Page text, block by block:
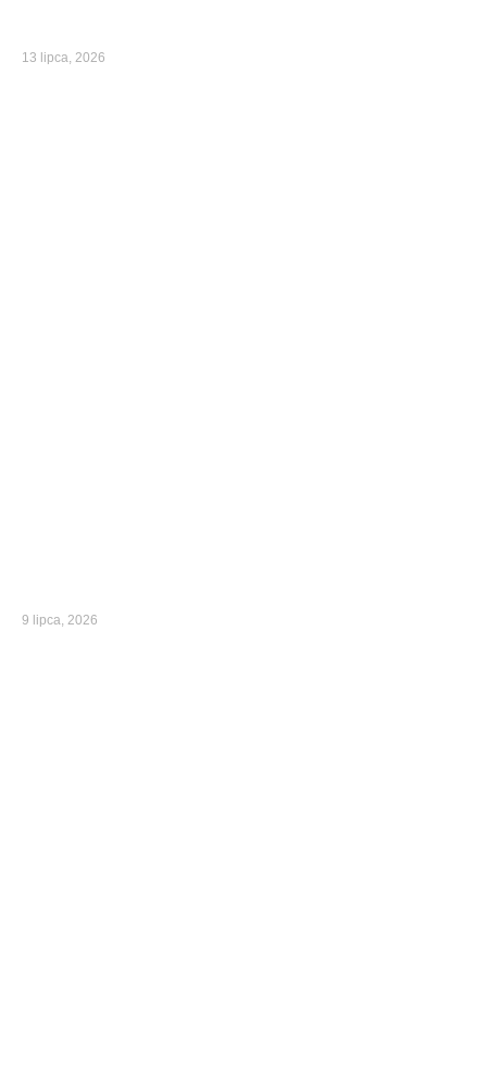
13 lipca, 2026
9 lipca, 2026